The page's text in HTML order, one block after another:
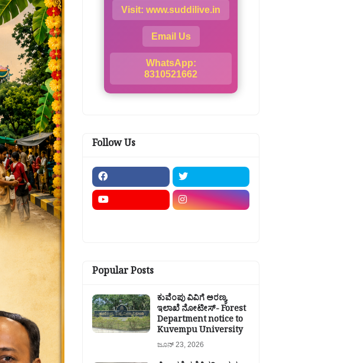
Visit: www.suddilive.in
Email Us
WhatsApp:
8310521662
Follow Us
Popular Posts
ಕುವೆಂಪು ವಿವಿಗೆ ಅರಣ್ಯ
ಇಲಾಖೆ ನೋಟೀಸ್- Forest
Department notice to
Kuvempu University
ಜೂನ್ 23, 2026